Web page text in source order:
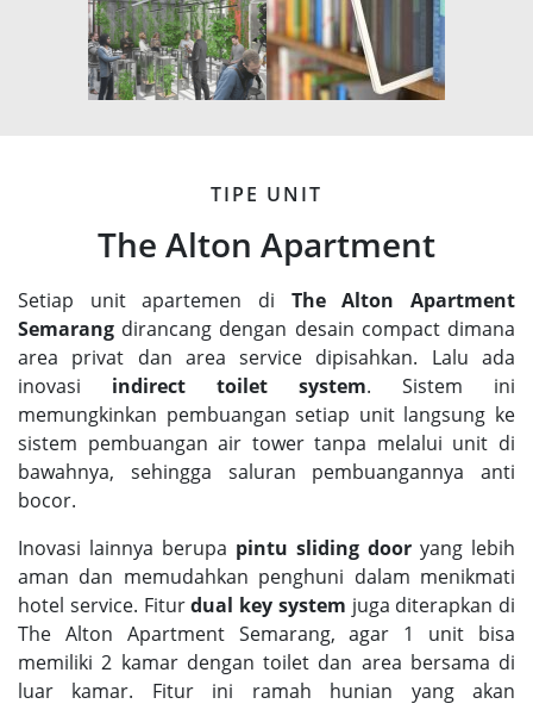
TIPE UNIT
The Alton Apartment
Setiap unit apartemen di The Alton Apartment
Semarang dirancang dengan desain compact dimana
area privat dan area service dipisahkan. Lalu ada
inovasi indirect toilet system. Sistem ini
memungkinkan pembuangan setiap unit langsung ke
sistem pembuangan air tower tanpa melalui unit di
bawahnya, sehingga saluran pembuangannya anti
bocor.
Inovasi lainnya berupa pintu sliding door yang lebih
aman dan memudahkan penghuni dalam menikmati
hotel service. Fiturdual key system juga diterapkan di
The Alton Apartment Semarang, agar 1 unit bisa
memiliki 2 kamar dengan toilet dan area bersama di
luar kamar. Fitur ini ramah hunian yang akan